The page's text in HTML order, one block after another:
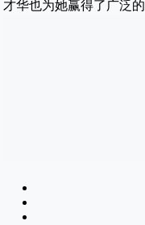
才华也为她赢得了广泛的